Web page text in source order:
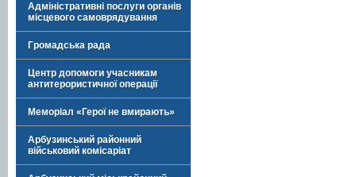
Адміністративні послуги органів
місцевого самоврядування
Громадська рада
Центр допомоги учасникам
антитерористичної операції
Меморіал «Герої не вмирають»
Арбузинський районний
військовий комісаріат